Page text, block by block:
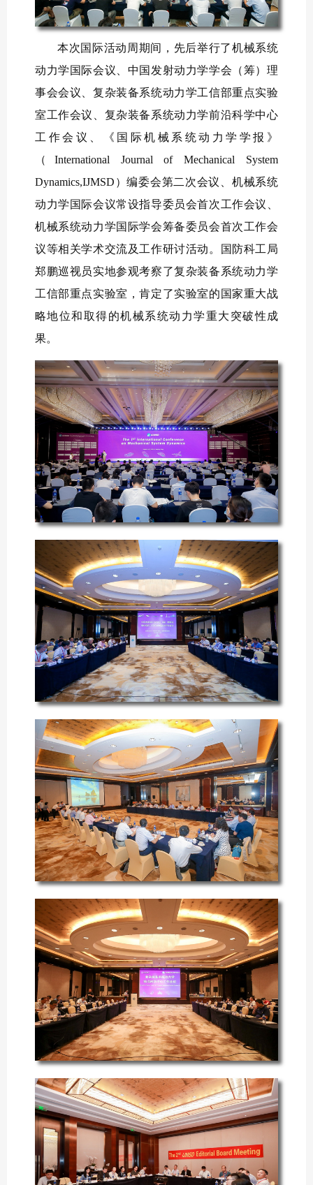
本次国际活动周期间，先后举行了机械系统
动力学国际会议、中国发射动力学学会（筹）理
事会会议、复杂装备系统动力学工信部重点实验
室工作会议、复杂装备系统动力学前沿科学中心
工作会议、《国际机械系统动力学学报》
（International Journal of Mechanical System
Dynamics,IJMSD）编委会第二次会议、机械系统
动力学国际会议常设指导委员会首次工作会议、
机械系统动力学国际学会筹备委员会首次工作会
议等相关学术交流及工作研讨活动。国防科工局
郑鹏巡视员实地参观考察了复杂装备系统动力学
工信部重点实验室，肯定了实验室的国家重大战
略地位和取得的机械系统动力学重大突破性成
果。